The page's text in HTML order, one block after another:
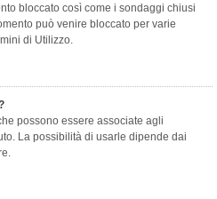
bloccato così come i sondaggi chiusi
può venire bloccato per varie
di Utilizzo.
possono essere associate agli
La possibilità di usarle dipende dai